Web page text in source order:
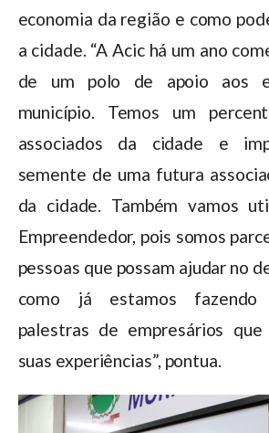
economia da região e como
a cidade. “A Acic há um ano
de um polo de apoio aos
município. Temos um
associados da cidade e
semente de uma futura
da cidade. Também vamos
Empreendedor, pois somos
pessoas que possam ajudar no
como já estamos fazendo
palestras de empresários que
suas experiências”, pontua.